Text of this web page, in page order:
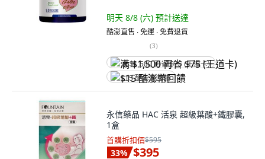
明天 8/8 (六) 預計送達
酷澎直售 ∙ 免運 ∙ 免費退貨
(3)
满 $1,500 再省 $75 (王道卡)
$15 酷澎幣回饋
永信藥品 HAC 活泉 超級葉酸+鐵膠囊,
1盒
首購折扣價$595
33% $395